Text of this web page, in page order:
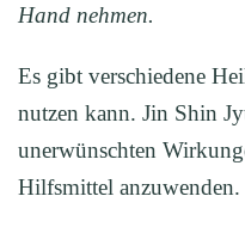
Hand nehmen.
Es gibt verschiedene
nutzen kann. Jin Shin
unerwünschten
Hilfsmittel anzuwenden.